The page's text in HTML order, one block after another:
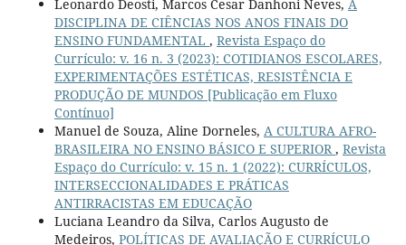
Leonardo Deosti, Marcos Cesar Danhoni Neves, A
DISCIPLINA DE CIÊNCIAS NOS ANOS FINAIS DO
ENSINO FUNDAMENTAL , Revista Espaço do
Currículo: v. 16 n. 3 (2023): COTIDIANOS ESCOLARES,
EXPERIMENTAÇÕES ESTÉTICAS, RESISTÊNCIA E
PRODUÇÃO DE MUNDOS [Publicação em Fluxo
Contínuo]
Manuel de Souza, Aline Dorneles, A CULTURA AFRO-
BRASILEIRA NO ENSINO BÁSICO E SUPERIOR, Revista
Espaço do Currículo: v. 15 n. 1 (2022): CURRÍCULOS,
INTERSECCIONALIDADES E PRÁTICAS
ANTIRRACISTAS EM EDUCAÇÃO
Luciana Leandro da Silva, Carlos Augusto de
Medeiros, POLÍTICAS DE AVALIAÇÃO E CURRÍCULO